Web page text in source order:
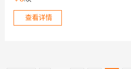
查看详情